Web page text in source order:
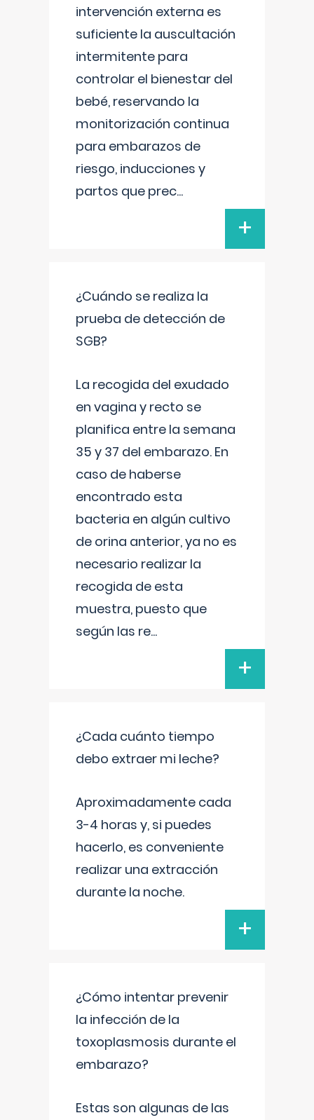
intervención externa es
suficiente la auscultación
intermitente para
controlar el bienestar del
bebé, reservando la
monitorización continua
para embarazos de
riesgo, inducciones y
partos que prec...
+
¿Cuándo se realiza la
prueba de detección de
SGB?
La recogida del exudado
en vagina y recto se
planifica entre la semana
35 y 37 del embarazo. En
caso de haberse
encontrado esta
bacteria en algún cultivo
de orina anterior, ya no es
necesario realizar la
recogida de esta
muestra, puesto que
según las re...
+
¿Cada cuánto tiempo
debo extraer mi leche?
Aproximadamente cada
3-4 horas y, si puedes
hacerlo, es conveniente
realizar una extracción
durante la noche.
+
¿Cómo intentar prevenir
la infección de la
toxoplasmosis durante el
embarazo?
Estas son algunas de las